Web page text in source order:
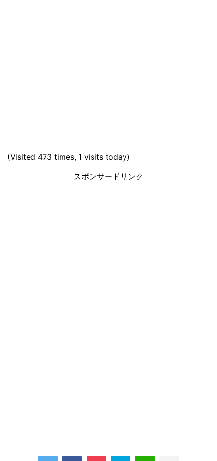
(Visited 473 times, 1 visits today)
スポンサードリンク